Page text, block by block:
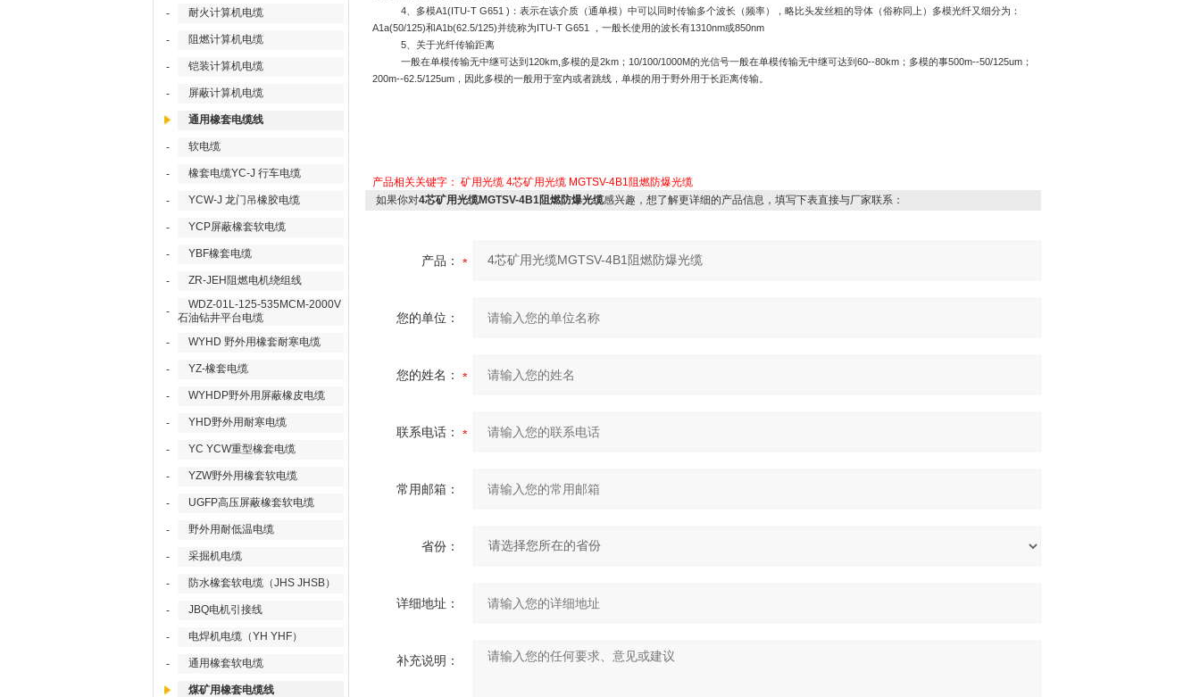
- 耐火计算机电缆
- 阻燃计算机电缆
- 铠装计算机电缆
- 屏蔽计算机电缆
通用橡套电缆线
- 软电缆
- 橡套电缆YC-J 行车电缆
- YCW-J 龙门吊橡胶电缆
- YCP屏蔽橡套软电缆
- YBF橡套电缆
- ZR-JEH阻燃电机绕组线
-
WDZ-01L-125-535MCM-2000V
石油钻井平台电缆
-
WYHD 野外用橡套耐寒电缆
- YZ-橡套电缆
- WYHDP野外用屏蔽橡皮电缆
- YHD野外用耐寒电缆
- YC YCW重型橡套电缆
- YZW野外用橡套软电缆
- UGFP高压屏蔽橡套软电缆
- 野外用耐低温电缆
- 采掘机电缆
- 防水橡套软电缆（JHS JHSB）
- JBQ电机引接线
- 电焊机电缆（YH YHF）
- 通用橡套软电缆
煤矿用橡套电缆线
4、多模A1(ITU-T G651 ) ：表示在该介质（通单模）中可以同时传输多个波长（频率），略比头发丝粗的导体（俗称同上）多模光纤又细分为：
A1a(50/125)和A1b(62.5/125)并统称为ITU-T G651 ，一般长使用的波长有1310nm或850nm
5、关于光纤传输距离
一般在单模传输无中继可达到120km, 多模的是2km； 10/100/1000M的光信号一般在单模传输无中继可达到60--80km；多模的事500m--50/125um；
200m--62.5/125um，因此多模的一般用于室内或者跳线，单模的用于野外用于长距离传输。
产品相关关键字： 矿用光缆 4芯矿用光缆 MGTSV-4B1阻燃防爆光缆
如果你对4芯矿用光缆MGTSV-4B1阻燃防爆光缆感兴趣，想了解更详细的产品信息，填写下表直接与厂家联系：
产品：
您的单位：
您的姓名：
联系电话：
常用邮箱：
省份：
详细地址：
补充说明：